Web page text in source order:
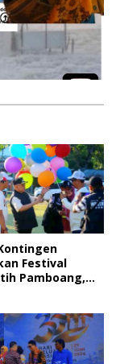
Festival
Pamboang,